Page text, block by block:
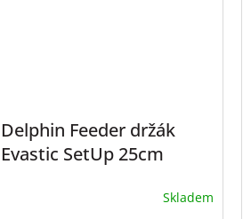
Delphin Feeder držák
Evastic SetUp 25cm
Skladem